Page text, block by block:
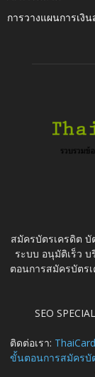
การวางแผนการเงิ
สมัครบัตรเครดิต
ระบบ อนุมัติเร็ว
ตอนการสมัครบัตร
SEO
ติดต่อเรา:
ขั้นตอนการสมัครบั